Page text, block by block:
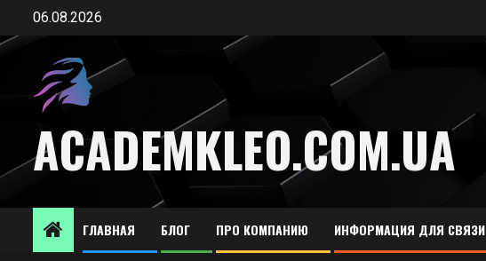
Перейти06.08.2026
ACADEMKLEO.COM.UA
ГЛАВНАЯ БЛОГ ПРО КОМПАНИЮ ИНФОРМАЦИЯ ДЛЯ СВЯЗИ